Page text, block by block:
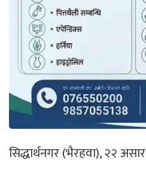
सिद्धार्थनगर (भैरहवा), २२ असार